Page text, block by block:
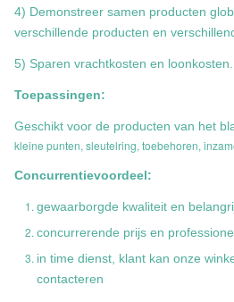
4) Demonstreer samen producten
verschillende producten en
5) Sparen vrachtkosten en loonkosten.
Toepassingen:
Geschikt voor de producten van het
kleine punten, sleutelring, toebehoren,
Concurrentievoordeel:
gewaarborgde kwaliteit en
concurrerende prijs en
in time dienst, klant kan onze
contacteren